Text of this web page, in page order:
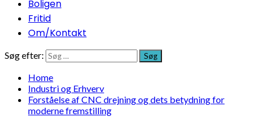
Boligen
Fritid
Om/Kontakt
Søg efter:
Home
Industri og Erhverv
Forståelse af CNC drejning og dets betydning for
moderne fremstilling